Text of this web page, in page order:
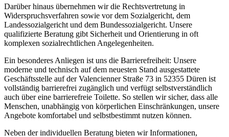
Darüber hinaus übernehmen wir die Rechtsvertretung in
Widerspruchsverfahren sowie vor dem Sozialgericht, dem
Landessozialgericht und dem Bundessozialgericht. Unsere
qualifizierte Beratung gibt Sicherheit und Orientierung in oft
komplexen sozialrechtlichen Angelegenheiten.
Ein besonderes Anliegen ist uns die Barrierefreiheit: Unsere
moderne und technisch auf dem neuesten Stand ausgestattete
Geschäftsstelle auf der Valencienner Straße 73 in 52355 Düren ist
vollständig barrierefrei zugänglich und verfügt selbstverständlich
auch über eine barrierefreie Toilette. So stellen wir sicher, dass alle
Menschen, unabhängig von körperlichen Einschränkungen, unsere
Angebote komfortabel und selbstbestimmt nutzen können.
Neben der individuellen Beratung bieten wir Informationen,